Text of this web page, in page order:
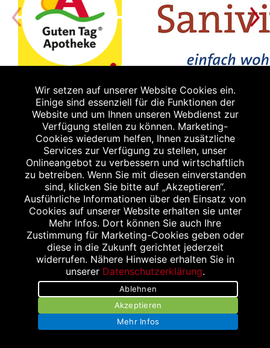
Kontakt
Routenplaner
Jobs und Karriere bei KLEIS
Impressum
Datenschutzerklärung
Bildnachweis
Wir setzen auf unserer Website Cookies ein.
Einige sind essenziell für die Funktionen der
Website und um Ihnen unseren Webdienst zur
Verfügung stellen zu können. Marketing-
Cookies wiederum helfen, Ihnen zusätzliche
Services zur Verfügung zu stellen, unser
Onlineangebot zu verbessern und wirtschaftlich
zu betreiben. Wenn Sie mit diesen einverstanden
sind, klicken Sie bitte auf „Akzeptieren“.
Ausführliche Informationen über den Einsatz von
Cookies auf unserer Website erhalten sie unter
Mehr Infos. Dort können Sie auch Ihre
Zustimmung für Marketing-Cookies geben oder
diese in die Zukunft gerichtet jederzeit
widerrufen. Nähere Hinweise erhalten Sie in
unserer Datenschutzerklärung.
Ablehnen
Akzeptieren
Mehr Infos